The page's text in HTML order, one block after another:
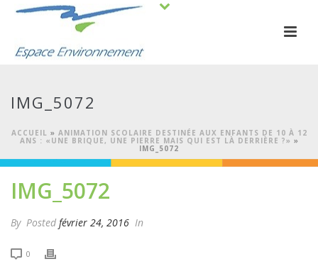
IMG_5072
ACCUEIL » ANIMATION SCOLAIRE DESTINÉE AUX ENFANTS DE 10 À 12
ANS : «UNE BRIQUE, UNE PIERRE MAIS QUI EST LÀ DERRIÈRE ?» »
IMG_5072
IMG_5072
By Posted février 24, 2016 In
0